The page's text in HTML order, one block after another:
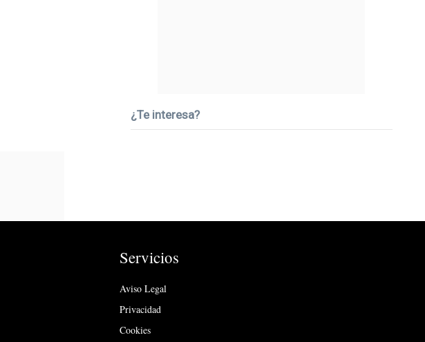
¿Te interesa?
Servicios
Aviso Legal
Privacidad
Cookies